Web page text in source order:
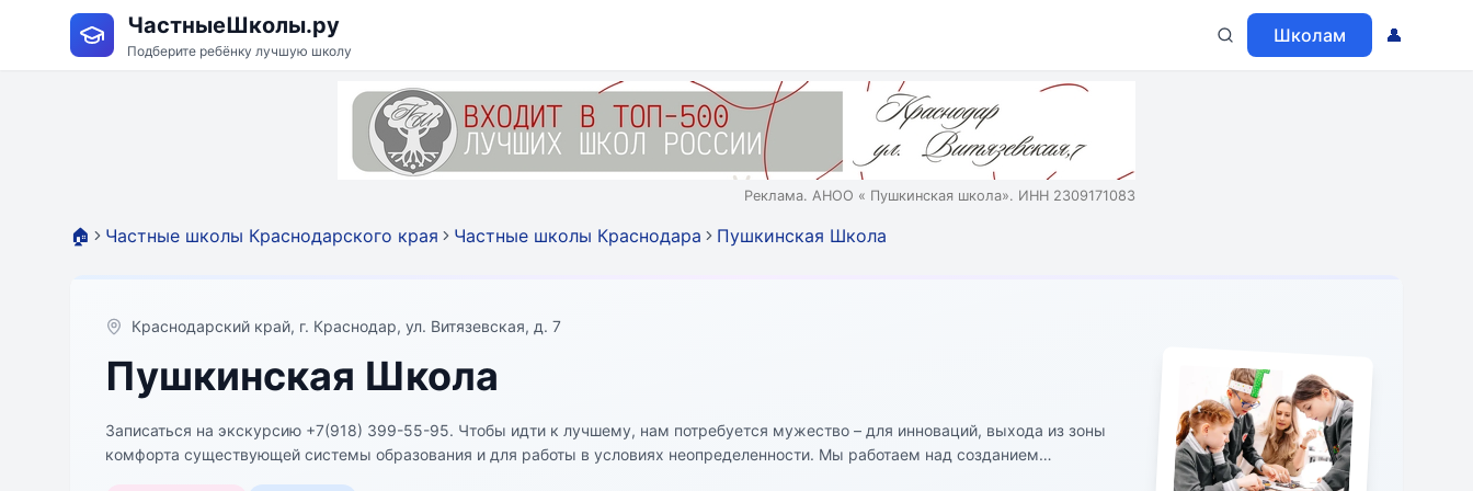
ЧастныеШколы.ру
Подберите ребёнку лучшую школу
Школам 👤
Реклама. АНОО « Пушкинская школа». ИНН 2309171083
🏠 Частные школы Краснодарского края Частные школы Краснодара Пушкинская Школа
Краснодарский край, г. Краснодар, ул. Витязевская, д. 7
Пушкинская Школа
Записаться на экскурсию +7(918) 399-55-95. Чтобы идти к лучшему, нам потребуется мужество – для инноваций, выхода из зоны
комфорта существующей системы образования и для работы в условиях неопределенности. Мы работаем над созданием